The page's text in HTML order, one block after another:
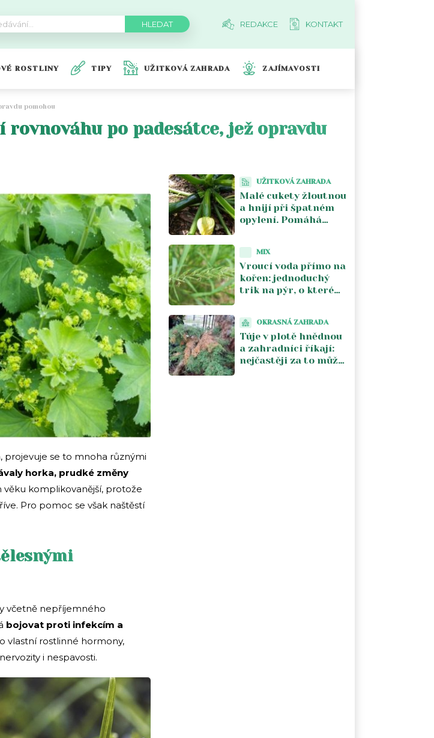
REDAKCE KONTAKT
ROSTLINY TIPY UŽITKOVÁ ZAHRADA ZAJÍMAVOSTI
pomohou
po padesátce, jež opravdu
se to mnoha různými
horka, prudké změny
komplikovanější, protože
Pro pomoc se však naštěstí
včetně nepříjemného
bojovat proti infekcím a
vlastní rostlinné hormony,
i nespavosti.
UŽITKOVÁ ZAHRADA
Malé cukety žloutnou
a hnijí při špatném
opylení. Pomáhá
MIX
Vroucí voda přímo na
kořen: jednoduchý
trik na pýr, o kterém
týdneOKRASNÁ ZAHRADA
Túje v plotě hnědnou
a zahradníci říkají:
nejčastěji za to může